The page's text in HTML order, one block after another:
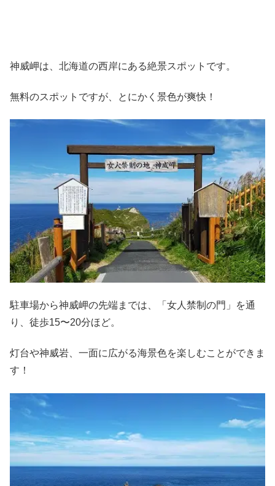
神威岬は、北海道の西岸にある絶景スポットです。
無料のスポットですが、とにかく景色が爽快！
駐車場から神威岬の先端までは、「女人禁制の門」を通
り、徒歩15〜20分ほど。
灯台や神威岩、一面に広がる海景色を楽しむことができま
す！